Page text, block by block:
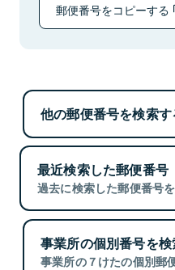
郵便番号をコピーする
他の郵便番号を検索す
最近検索した郵便番号
過去に検索した郵便番号
事業所の個別番号を検
事業所の７けたの個別郵